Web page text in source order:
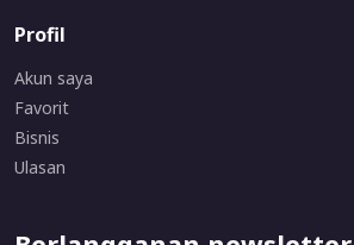
Profil
Akun saya
Favorit
Bisnis
Ulasan